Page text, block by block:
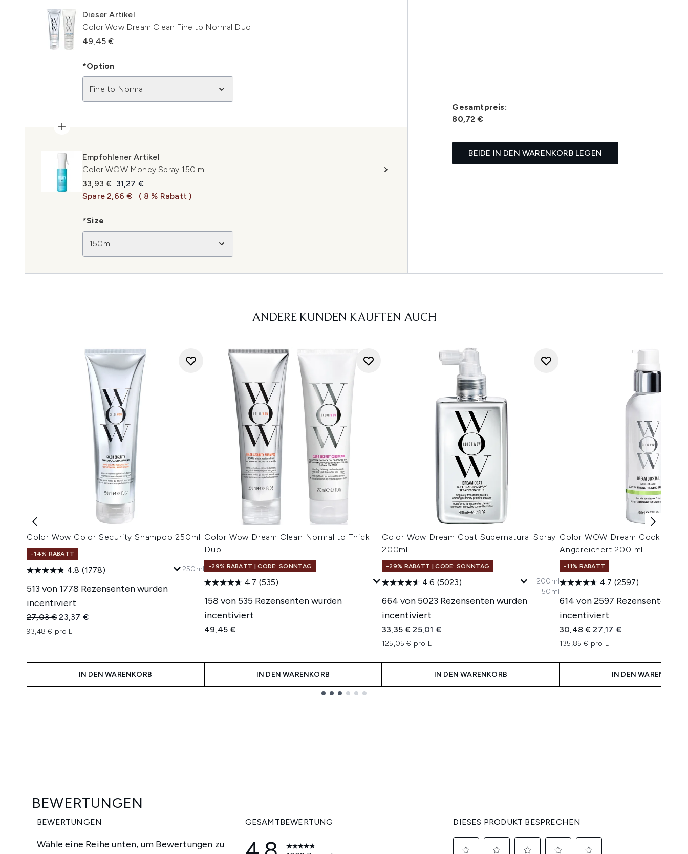
Dieser Artikel
Color Wow Dream Clean Fine to Normal Duo
49,45 €
*Option
Fine to Normal
Empfohlener Artikel
Color WOW Money Spray 150 ml
Unverbindliche Preisempfehlung:
33,93 € Aktueller Preis:
31,27 €
Spare 2,66 €
( 8 % Rabatt )
*Size
150ml
Gesamtpreis:
80,72 €
BEIDE IN DEN WARENKORB LEGEN
ANDERE KUNDEN KAUFTEN AUCH
Color Wow Color Security Shampoo 250ml
-14% RABATT
4.8 (1778)
513 von 1778 Rezensenten wurden
incentiviert
Unverbindliche Preisempfehlung:
27,03 €Aktueller Preis:
23,37 €
93,48 € pro L
250ml
IN DEN WARENKORB
Color Wow Dream Clean Normal to Thick
Duo
-29% RABATT | CODE: SONNTAG
4.7 (535)
158 von 535 Rezensenten wurden
incentiviert
49,45 €
IN DEN WARENKORB
Color Wow Dream Coat Supernatural Spray
200ml
-29% RABATT | CODE: SONNTAG
4.6 (5023)
664 von 5023 Rezensenten wurden
incentiviert
Unverbindliche Preisempfehlung:
33,35 €Aktueller Preis:
25,01 €
125,05 € pro L
200ml
50ml
IN DEN WARENKORB
Color WOW Dream Cocktail –
Angereichert 200 ml
-11% RABATT
4.7 (2597)
614 von 2597 Rezensenten
incentiviert
Unverbindliche Preisempfehlung:
30,48 €Aktueller Preis:
27,17 €
135,85 € pro L
IN DEN WARENKORB